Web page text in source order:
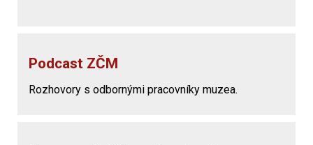
Podcast ZČM
Rozhovory s odbornými pracovníky muzea.